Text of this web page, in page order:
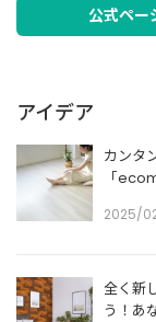
公式ペー
アイデア
カンタ
「
2025/
全く新
う！あ